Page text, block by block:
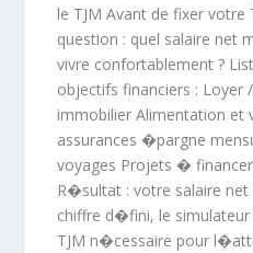
le TJM Avant de fixer votre
question : quel salaire net
vivre confortablement ?
objectifs financiers : Loyer
immobilier Alimentation et
assurances �pargne
voyages Projets �
R�sultat : votre salaire
chiffre d�fini, le simulateur
TJM n�cessaire pour